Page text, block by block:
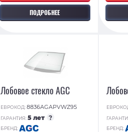
ПОДРОБНЕЕ
Лобовое стекло AGC
ЕВРОКОД:8836AGAPVWZ95
ГАРАНТИЯ:5 лет ?
БРЕНД:
БРЕНД: